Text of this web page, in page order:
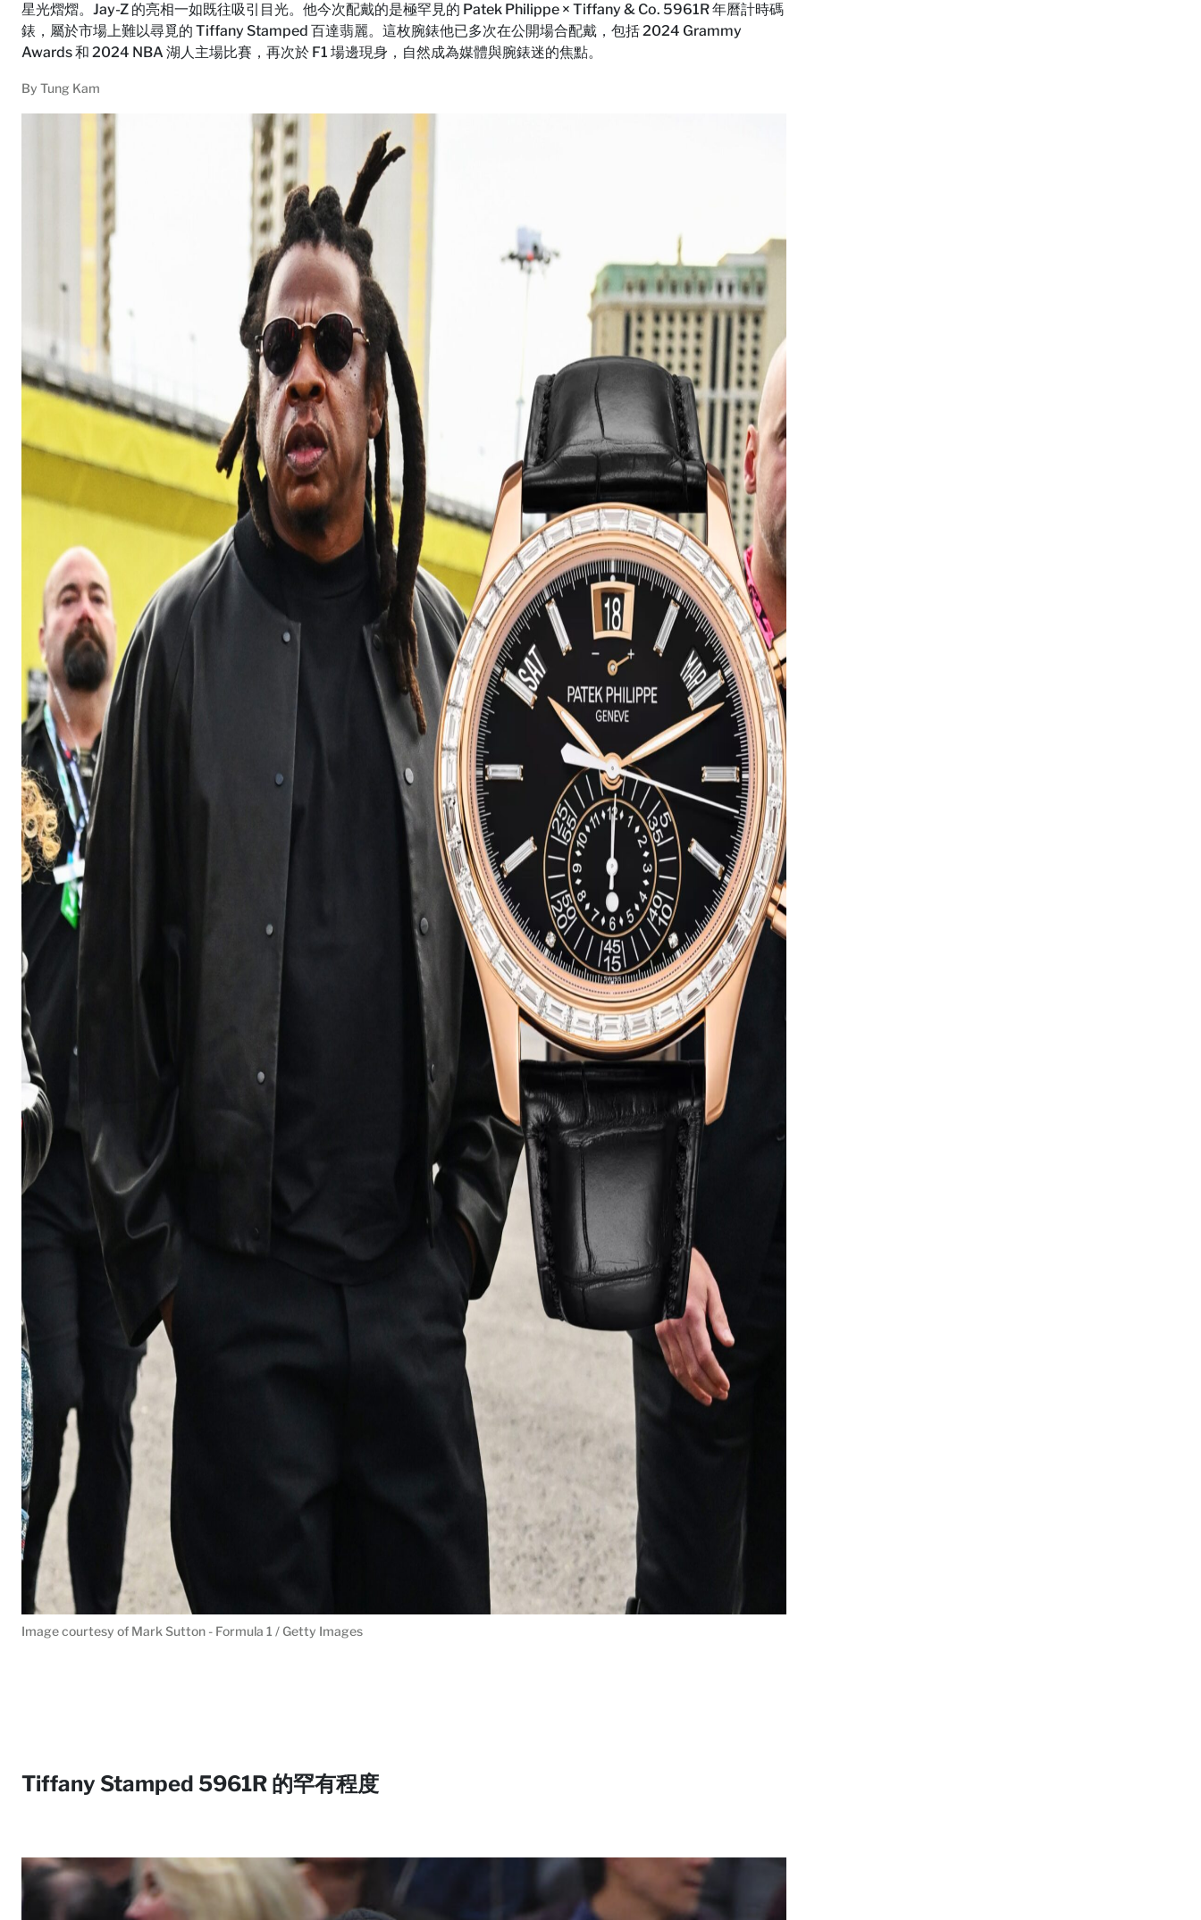
星光熠熠。Jay-Z 的亮相一如既往吸引目光。他今次配戴的是極罕見的 Patek Philippe × Tiffany & Co. 5961R 年曆計時碼
錶，屬於市場上難以尋覓的 Tiffany Stamped 百達翡麗。這枚腕錶他已多次在公開場合配戴，包括 2024 Grammy
Awards 和 2024 NBA 湖人主場比賽，再次於 F1 場邊現身，自然成為媒體與腕錶迷的焦點。
By Tung Kam
Image courtesy of Mark Sutton - Formula 1 / Getty Images
Tiffany Stamped 5961R 的罕有程度